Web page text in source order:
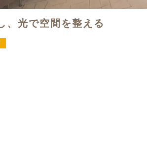
、光で空間を整える